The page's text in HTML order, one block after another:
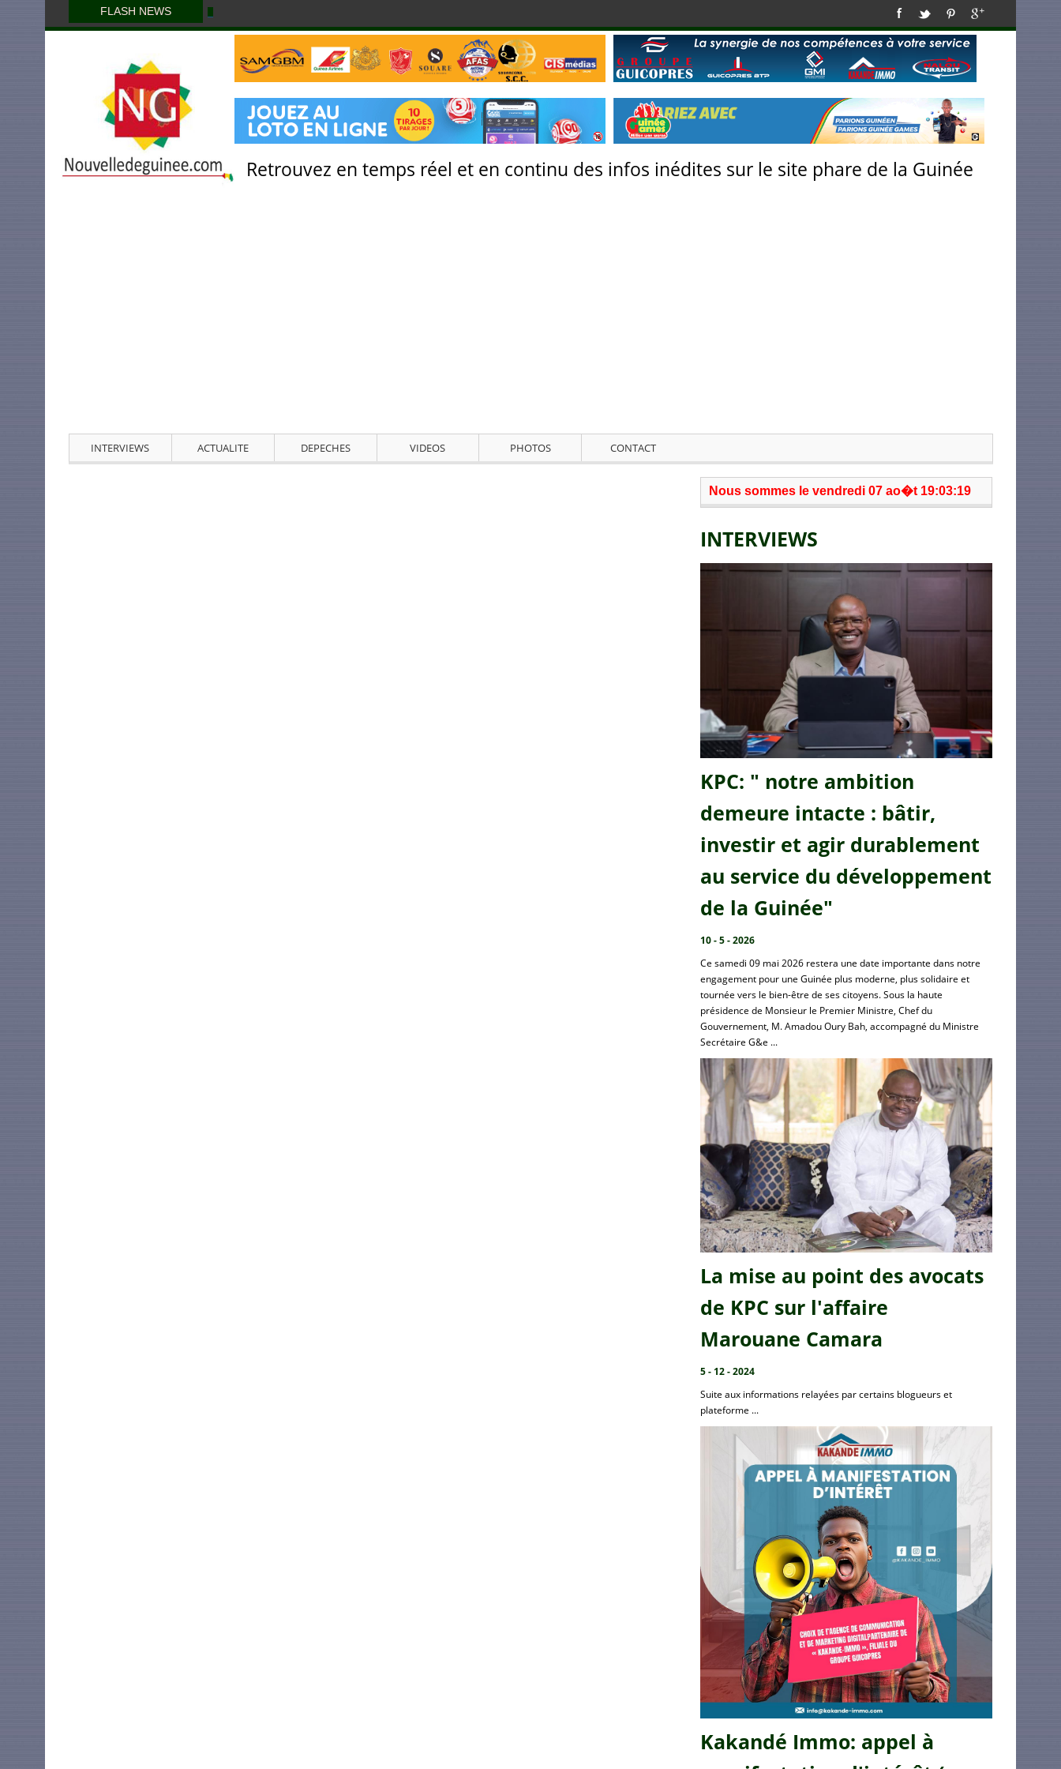
FLASH NEWS
Retrouvez en temps réel et en continu des infos inédites sur le site phare de la Guinée
INTERVIEWS ACTUALITE DEPECHES VIDEOS PHOTOS CONTACT
Nous sommes le vendredi 07 ao�t 19:03:19
INTERVIEWS
KPC: " notre ambition
demeure intacte : bâtir,
investir et agir durablement
au service du développement
de la Guinée"
10 - 5 - 2026
Ce samedi 09 mai 2026 restera une date importante dans notre
engagement pour une Guinée plus moderne, plus solidaire et
tournée vers le bien-être de ses citoyens. Sous la haute
présidence de Monsieur le Premier Ministre, Chef du
Gouvernement, M. Amadou Oury Bah, accompagné du Ministre
Secrétaire G&e ...
La mise au point des avocats
de KPC sur l'affaire
Marouane Camara
5 - 12 - 2024
Suite aux informations relayées par certains blogueurs et
plateforme ...
Kakandé Immo: appel à